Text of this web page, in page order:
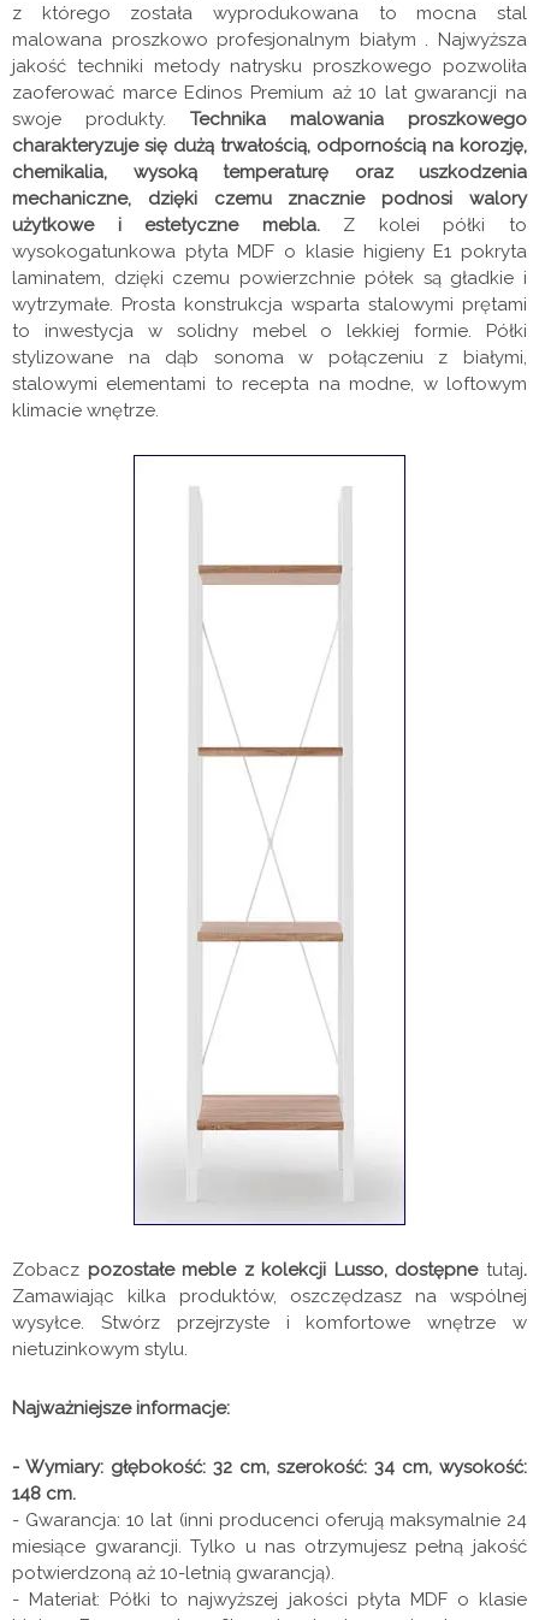
z którego została wyprodukowana to mocna stal
malowana proszkowo profesjonalnym białym . Najwyższa
jakość techniki metody natrysku proszkowego pozwoliła
zaoferować marce Edinos Premium aż 10 lat gwarancji na
swoje produkty. Technika malowania proszkowego
charakteryzuje się dużą trwałością, odpornością na korozję,
chemikalia, wysoką temperaturę oraz uszkodzenia
mechaniczne, dzięki czemu znacznie podnosi walory
użytkowe i estetyczne mebla.Z kolei półki to
wysokogatunkowa płyta MDF o klasie higieny E1 pokryta
laminatem, dzięki czemu powierzchnie półek są gładkie i
wytrzymałe. Prosta konstrukcja wsparta stalowymi prętami
to inwestycja w solidny mebel o lekkiej formie. Półki
stylizowane na dąb sonoma w połączeniu z białymi,
stalowymi elementami to recepta na modne, w loftowym
klimacie wnętrze.
Zobacz pozostałe meble z kolekcji Lusso, dostępnetutaj.
Zamawiając kilka produktów, oszczędzasz na wspólnej
wysyłce. Stwórz przejrzyste i komfortowe wnętrze w
nietuzinkowym stylu.
Najważniejsze informacje:
- Wymiary: głębokość: 32 cm, szerokość: 34 cm, wysokość:
148 cm.
- Gwarancja: 10 lat (inni producenci oferują maksymalnie 24
miesiące gwarancji. Tylko u nas otrzymujesz pełną jakość
potwierdzoną aż 10-letnią gwarancją).
- Materiał: Półki to najwyższej jakości płyta MDF o klasie